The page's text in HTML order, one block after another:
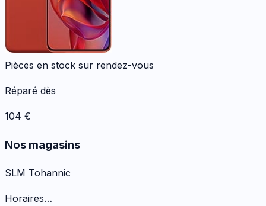
Pièces en stock sur rendez-vous
Réparé dès
104 €
Nos magasins
SLM Tohannic
Horaires…